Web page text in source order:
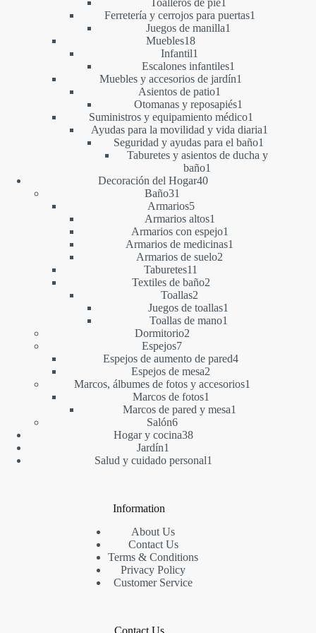
Toalleros de pie1
producto
Ferretería y cerrojos para puertas1
Juegos de manilla1
Muebles1818
productos
Infantil1
producto
Escalones infantiles1
producto
Muebles y accesorios de jardín1
Asientos de patio1
producto
Otomanas y reposapiés1
producto
Suministros y equipamiento médico1
producto
Ayudas para la movilidad y vida diaria1
Seguridad y ayudas para el baño1
producto
Taburetes y asientos de ducha y
baño1
Decoración del Hogar4040
Baño31
productos
Armarios55
productos
Armarios altos1
producto
Armarios con espejo1
producto
Armarios de medicinas1
Armarios de suelo2
Taburetes11
productos
Textiles de baño22
Toallas2
productos
Juegos de toallas1
Toallas de mano1
Dormitorio22
Espejos77
productos
Espejos de aumento de pared44
Espejos de mesa2
productos
Marcos, álbumes de fotos y accesorios1
Marcos de fotos1
producto
Marcos de pared y mesa1
Salón66
productos
Hogar y cocina3838
Jardín1
producto
Salud y cuidado personal1
Information
About Us
Contact Us
Terms & Conditions
Privacy Policy
Customer Service